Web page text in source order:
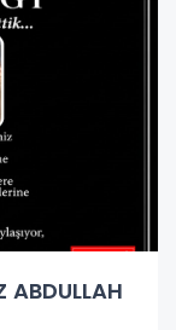
ABDULLAH